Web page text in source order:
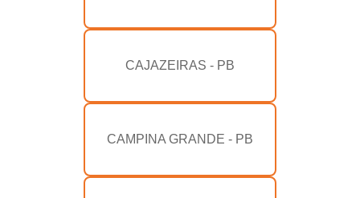
CAJAZEIRAS - PB
CAMPINA GRANDE - PB